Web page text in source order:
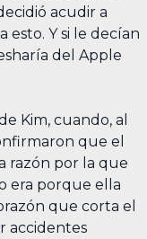
acudir a
esto. Y si le decían
del Apple
Kim, cuando, al
que el
razón por la que
era porque ella
que corta el
accidentes